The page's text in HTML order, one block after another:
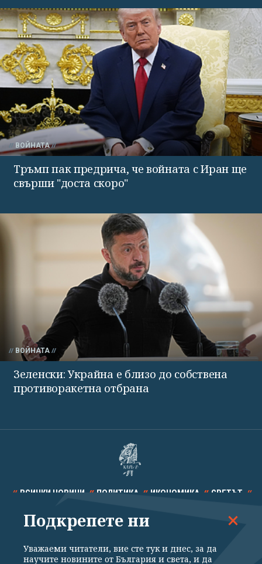
ВОЙНАТА
Тръмп пак предрича, че войната с Иран ще
свърши "доста скоро"
ВОЙНАТА
Зеленски: Украйна е близо до собствена
противоракетна отбрана
ВСИЧКИ НОВИНИ ПОЛИТИКА ИКОНОМИКА СВЕТЪТ
СПОРТ КУЛТУРА ТЕХНОЛОГИИ КАЛЕЙДОСКОП
Подкрепете ни
Уважаеми читатели, вие сте тук и днес, за да
научите новините от България и света, и да